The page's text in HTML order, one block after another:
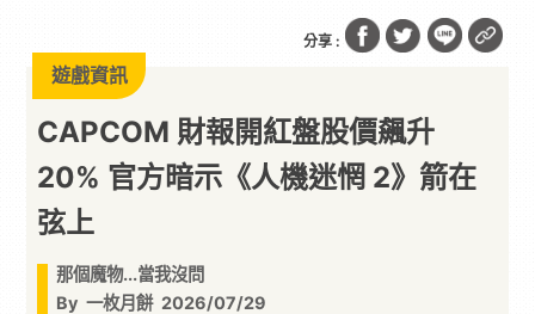
分享 :
遊戲資訊
CAPCOM 財報開紅盤股價飆升
20% 官方暗示《人機迷惘 2》箭在
弦上
那個魔物...當我沒問
By 一枚月餅 2026/07/29